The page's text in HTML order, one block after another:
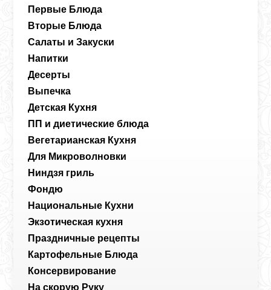
Первые Блюда
Вторые Блюда
Салаты и Закуски
Напитки
Десерты
Выпечка
Детская Кухня
ПП и диетические блюда
Вегетарианская Кухня
Для Микроволновки
Ниндзя гриль
Фондю
Национальные Кухни
Экзотическая кухня
Праздничные рецепты
Картофельные Блюда
Консервирование
На скорую Руку